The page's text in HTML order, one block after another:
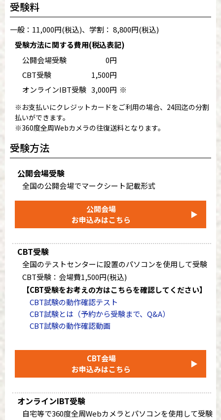
受験料
一般：11,000円(税込)、学割： 8,800円(税込)
受験方法に関する費用(税込表記)
公開会場受験
0円
CBT受験
1,500円
オンラインIBT受験 3,000円 ※
※お支払いにクレジットカードをご利用の場合、24回迄の分割
払いができます。
※360度全周Webカメラの往復送料となります。
受験方法
公開会場受験
全国の公開会場でマークシート記載形式
公開会場
お申込みはこちら
▶
CBT受験
全国のテストセンターに設置のパソコンを使用して受験
CBT受験：会場費1,500円(税込)
【CBT受験をお考えの方はこちらを確認してください】
CBT試験の動作確認テスト
CBT試験とは（予約から受験まで、Q&A）
CBT試験の動作確認動画
CBT会場
お申込みはこちら
▶
オンラインIBT受験
自宅等で360度全周Webカメラとパソコンを使用して受験